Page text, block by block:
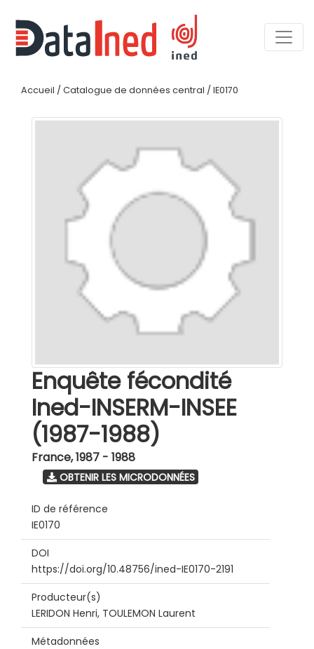
Accueil / Catalogue de données central / IE0170
Enquête fécondité
Ined-INSERM-INSEE
(1987-1988)
France,1987 - 1988
OBTENIR LES MICRODONNÉES
ID de référence
IE0170
DOI
https://doi.org/10.48756/ined-IE0170-2191
Producteur(s)
LERIDON Henri, TOULEMON Laurent
Métadonnées